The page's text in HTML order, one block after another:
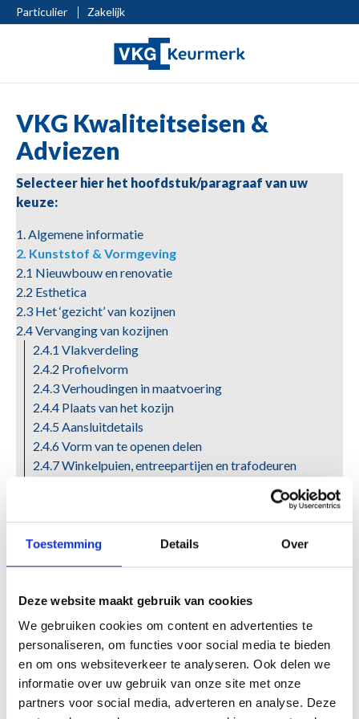
Toestemming Details Over
Deze website maakt gebruik van cookies
We gebruiken cookies om content en advertenties te
personaliseren, om functies voor social media te bieden
en om ons websiteverkeer te analyseren. Ook delen we
informatie over uw gebruik van onze site met onze
partners voor social media, adverteren en analyse. Deze
Particulier Zakelijk
VKG Kwaliteitseisen &
Adviezen
Selecteer hier het hoofdstuk/paragraaf van uw
keuze:
1. Algemene informatie
2. Kunststof & Vormgeving
2.1 Nieuwbouw en renovatie
2.2 Esthetica
2.3 Het ‘gezicht’ van kozijnen
2.4 Vervanging van kozijnen
2.4.1 Vlakverdeling
2.4.2 Profielvorm
2.4.3 Verhoudingen in maatvoering
2.4.4 Plaats van het kozijn
2.4.5 Aansluitdetails
2.4.6 Vorm van te openen delen
2.4.7 Winkelpuien, entreepartijen en ­trafodeuren
2.5.1 Historische ontwikkeling
2.5.3 Grondstof
2.5.3.2 Fabricage
2.5.3.3 Twee groepen
2.6 Mechanische en fysische eigenschappen
2.7 Veroudering
2.7.1 Natuurlijke veroudering
2.7.2 Kunstmatige veroudering